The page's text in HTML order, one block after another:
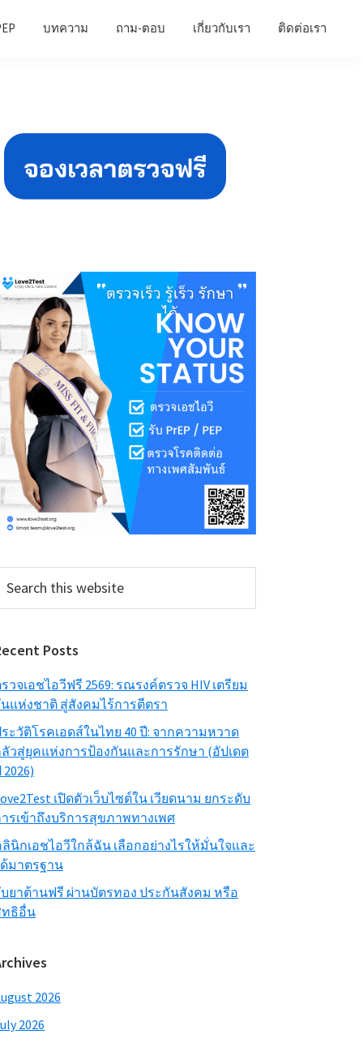
บทความ ถาม-ตอบ เกี่ยวกับเรา ติดต่อเรา
Sidebar
this
Posts
วจเอชไอวีฟรี 2569: รณรงค์ตรวจ HIV เตรียม
แห่งชาติ สู่สังคมไร้การตีตรา
ะวัติโรคเอดส์ในไทย 40 ปี: จากความหวาด
วสู่ยุคแห่งการป้องกันและการรักษา (อัปเดต
2026)
เปิดตัวเว็บไซต์ใน เวียดนาม ยกระดับ
รเข้าถึงบริการสุขภาพทางเพศ
นิกเอชไอวีใกล้ฉัน เลือกอย่างไรให้มั่นใจและ
มาตรฐาน
ยาต้านฟรี ผ่านบัตรทอง ประกันสังคม หรือ
ธิอื่น
2026
2026